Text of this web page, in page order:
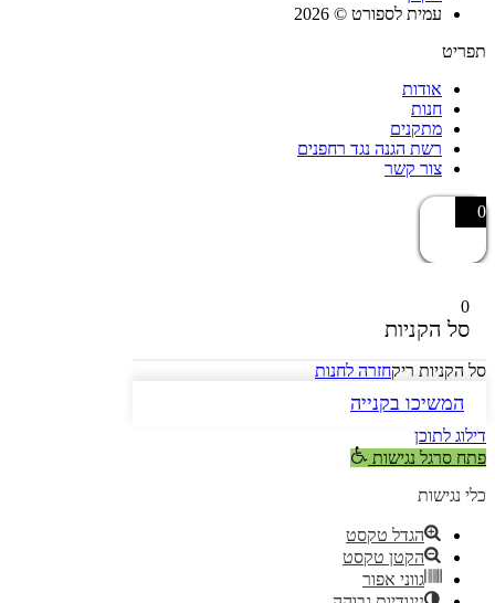
עמית לספורט © 2026
תפריט
אודות
חנות
מתקנים
רשת הגנה נגד רחפנים
צור קשר
0
0
סל הקניות
סל הקניות ריקחזרה לחנות
המשיכו בקנייה
דילוג לתוכן
פתח סרגל נגישות
כלי נגישות
הגדל טקסט
הקטן טקסט
גווני אפור